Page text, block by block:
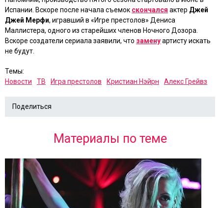
Испании. Вскоре после начала съемок скончался актер Джей
Джей Мерфи, игравший в «Игре престолов» Дениса
Маллистера, одного из старейших членов Ночного Дозора.
Вскоре создатели сериала заявили, что заменуартисту искать
не будут.
Темы:
Новости
ТВ Игра престолов Кристиан Нэйрн Алекс Грейвз
Поделиться
Материалы по теме